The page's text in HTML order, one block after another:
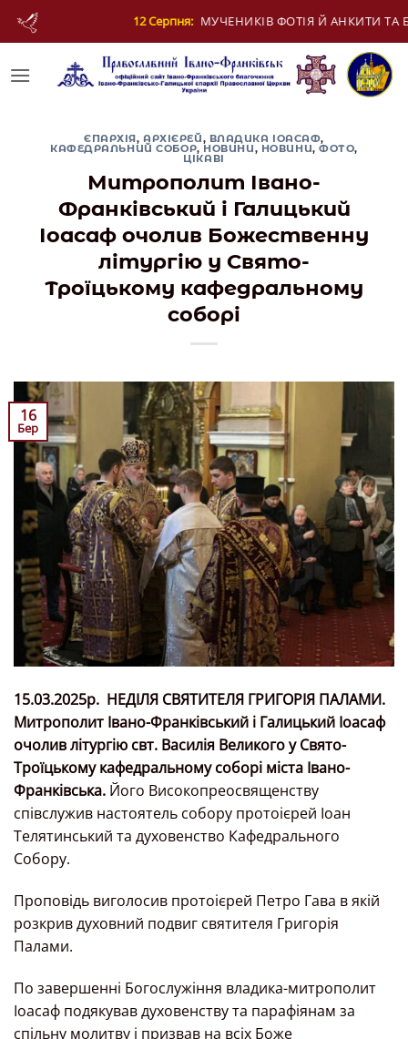
ФОТІЯ Й АНКИТИ ТА БАГАТЬОХ ІЗ НИМИ
ЄПАРХІЯ, АРХІЄРЕЙ, ВЛАДИКА ІОАСАФ,
КАФЕДРАЛЬНИЙ СОБОР, НОВИНИ, НОВИНИ,ФОТО,
ЦІКАВІ
Митрополит Івано-
Франківський і Галицький
Іоасаф очолив Божественну
літургію у Свято-
Троїцькому кафедральному
соборі
16
Бер
15.03.2025р. НЕДІЛЯ СВЯТИТЕЛЯ ГРИГОРІЯ ПАЛАМИ.
Митрополит Івано-Франківський і Галицький Іоасаф
очолив літургію свт. Василія Великого у Свято-
Троїцькому кафедральному соборі міста Івано-
Франківська. Його Високопреосвященству
співслужив настоятель собору протоієрей Іоан
Телятинський та духовенство Кафедрального
Собору.
Проповідь виголосив протоієрей Петро Гава в якій
розкрив духовний подвиг святителя Григорія
Палами.
По завершенні Богослужіння владика-митрополит
Іоасаф подякував духовенству та парафіянам за
спільну молитву і призвав на всіх Боже